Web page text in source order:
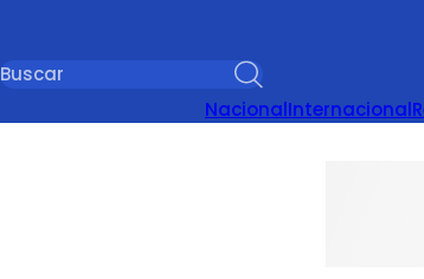
NacionalInternacional